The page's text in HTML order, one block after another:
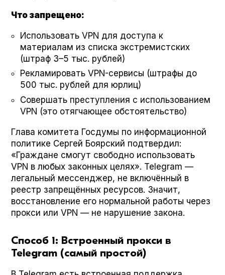
Что запрещено:
Использовать VPN для доступа к
материалам из списка экстремистских
(штраф 3–5 тыс. рублей)
Рекламировать VPN-сервисы (штрафы до
500 тыс. рублей для юрлиц)
Совершать преступления с использованием
VPN (это отягчающее обстоятельство)
Глава комитета Госдумы по информационной
политике Сергей Боярский подтвердил:
«Граждане смогут свободно использовать
VPN в любых законных целях». Telegram —
легальный мессенджер, не включённый в
реестр запрещённых ресурсов. Значит,
восстановление его нормальной работы через
прокси или VPN — не нарушение закона.
Способ 1: Встроенный прокси в
Telegram (самый простой)